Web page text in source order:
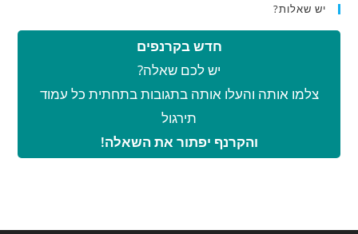
יש שאלות?
חדש בקרנפים
יש לכם שאלה?
צלמו אותה והעלו אותה בתגובות בתחתית כל עמוד
תירגול
והקרנף יפתור את השאלה!